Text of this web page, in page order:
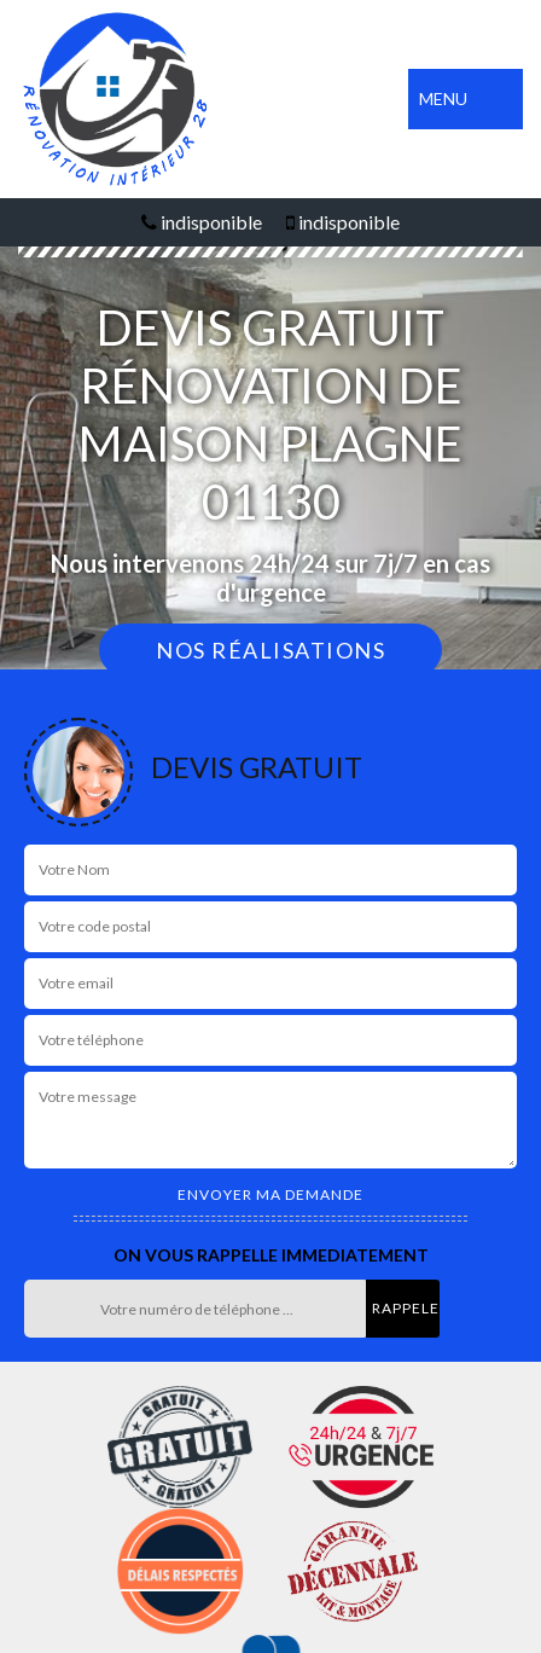
MENU
indisponible indisponible
DEVIS GRATUIT
RÉNOVATION DE
MAISON PLAGNE
01130
Nous intervenons 24h/24 sur 7j/7 en cas
d'urgence
NOS RÉALISATIONS
DEVIS GRATUIT
ON VOUS RAPPELLE IMMEDIATEMENT